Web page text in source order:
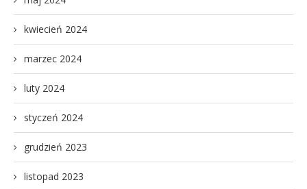
kwiecień 2024
marzec 2024
luty 2024
styczeń 2024
grudzień 2023
listopad 2023